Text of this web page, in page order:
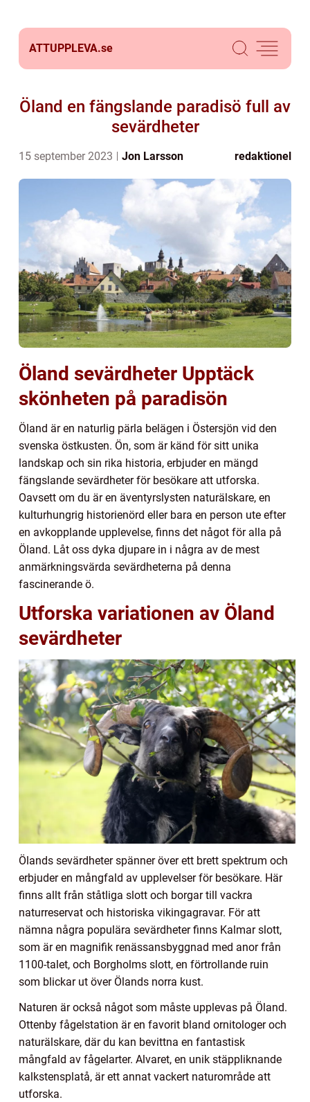
ATTUPPLEVA.se
Öland en fängslande paradisö full av
sevärdheter
15 september 2023 Jon Larsson redaktionel
Öland sevärdheter Upptäck
skönheten på paradisön
Öland är en naturlig pärla belägen i Östersjön vid den
svenska östkusten. Ön, som är känd för sitt unika
landskap och sin rika historia, erbjuder en mängd
fängslande sevärdheter för besökare att utforska.
Oavsett om du är en äventyrslysten naturälskare, en
kulturhungrig historienörd eller bara en person ute efter
en avkopplande upplevelse, finns det något för alla på
Öland. Låt oss dyka djupare in i några av de mest
anmärkningsvärda sevärdheterna på denna
fascinerande ö.
Utforska variationen av Öland
sevärdheter
Ölands sevärdheter spänner över ett brett spektrum och
erbjuder en mångfald av upplevelser för besökare. Här
finns allt från ståtliga slott och borgar till vackra
naturreservat och historiska vikingagravar. För att
nämna några populära sevärdheter finns Kalmar slott,
som är en magnifik renässansbyggnad med anor från
1100-talet, och Borgholms slott, en förtrollande ruin
som blickar ut över Ölands norra kust.
Naturen är också något som måste upplevas på Öland.
Ottenby fågelstation är en favorit bland ornitologer och
naturälskare, där du kan bevittna en fantastisk
mångfald av fågelarter. Alvaret, en unik stäppliknande
kalkstensplatå, är ett annat vackert naturområde att
utforska.